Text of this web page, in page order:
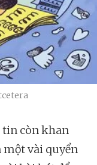
tin còn khan
một vài quyển